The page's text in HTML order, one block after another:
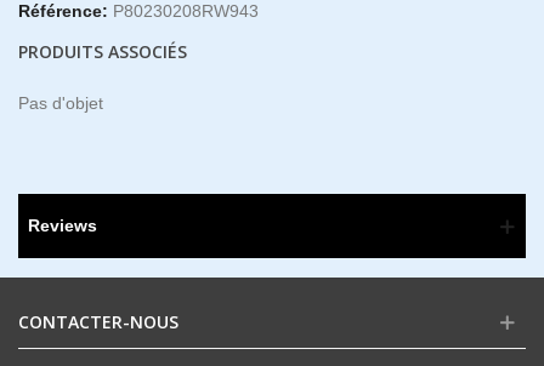
Référence: P80230208RW943
PRODUITS ASSOCIÉS
Pas d'objet
Reviews
CONTACTER-NOUS